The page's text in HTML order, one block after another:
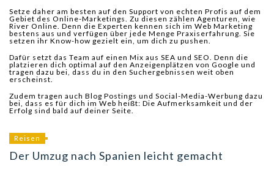
Setze daher am besten auf den Support von echten Profis auf dem
Gebiet des Online-Marketings. Zu diesen zählen Agenturen, wie
River Online. Denn die Experten kennen sich im Web Marketing
bestens aus und verfügen über jede Menge Praxiserfahrung. Sie
setzen ihr Know-how gezielt ein, um dich zu pushen.
Dafür setzt das Team auf einen Mix aus SEA und SEO. Denn die
platzieren dich optimal auf den Anzeigenplätzen von Google und
tragen dazu bei, dass du in den Suchergebnissen weit oben
erscheinst.
Zudem tragen auch Blog Postings und Social-Media-Werbung dazu
bei, dass es für dich im Web heißt: Die Aufmerksamkeit und der
Erfolg sind bald auf deiner Seite.
Reisen
Der Umzug nach Spanien leicht gemacht